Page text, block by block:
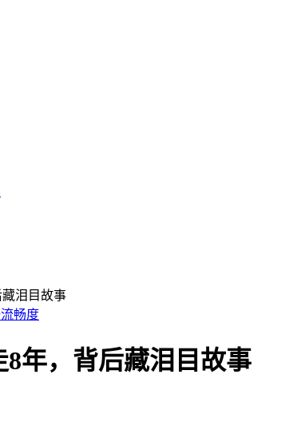
畅度
年，背后藏泪目故事